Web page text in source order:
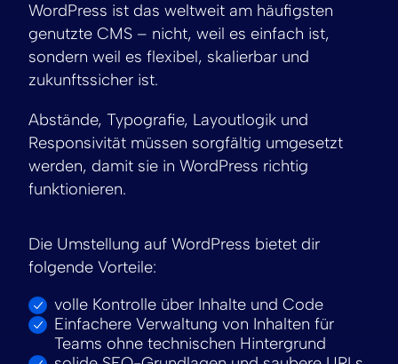
WordPress ist das weltweit am häufigsten
genutzte CMS – nicht, weil es einfach ist,
sondern weil es flexibel, skalierbar und
zukunftssicher ist.
Abstände, Typografie, Layoutlogik und
Responsivität müssen sorgfältig umgesetzt
werden, damit sie in WordPress richtig
funktionieren.
Die Umstellung auf WordPress bietet dir
folgende Vorteile:
volle Kontrolle über Inhalte und Code
Einfachere Verwaltung von Inhalten für
Teams ohne technischen Hintergrund